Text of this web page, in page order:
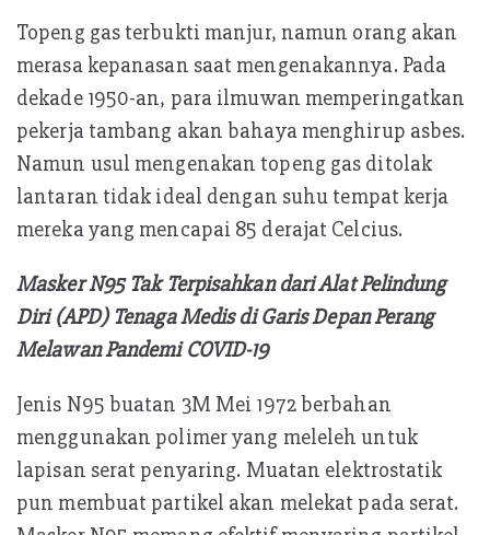
Topeng gas terbukti manjur, namun orang akan
merasa kepanasan saat mengenakannya. Pada
dekade 1950-an, para ilmuwan memperingatkan
pekerja tambang akan bahaya menghirup asbes.
Namun usul mengenakan topeng gas ditolak
lantaran tidak ideal dengan suhu tempat kerja
mereka yang mencapai 85 derajat Celcius.
Masker N95 Tak Terpisahkan dari Alat Pelindung
Diri (APD) Tenaga Medis di Garis Depan Perang
Melawan Pandemi COVID-19
Jenis N95 buatan 3M Mei 1972 berbahan
menggunakan polimer yang meleleh untuk
lapisan serat penyaring. Muatan elektrostatik
pun membuat partikel akan melekat pada serat.